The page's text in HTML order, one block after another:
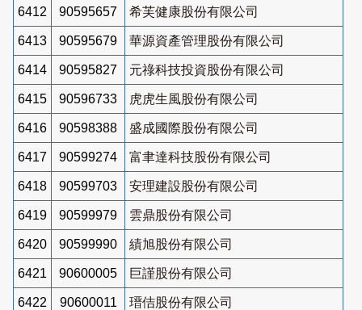
6412 90595657 希芙健康股份有限公司
6413 90595679 華源資產管理股份有限公司
6414 90595827 元祿科技投資股份有限公司
6415 90596733 虎虎生風股份有限公司
6416 90598388 盛成國際股份有限公司
6417 90599274 富聿達科技股份有限公司
6418 90599703 安理建設股份有限公司
6419 90599979 雲鼎股份有限公司
6420 90599990 績旭股份有限公司
6421 90600005 巨謹股份有限公司
6422 90600011 瑨佶股份有限公司